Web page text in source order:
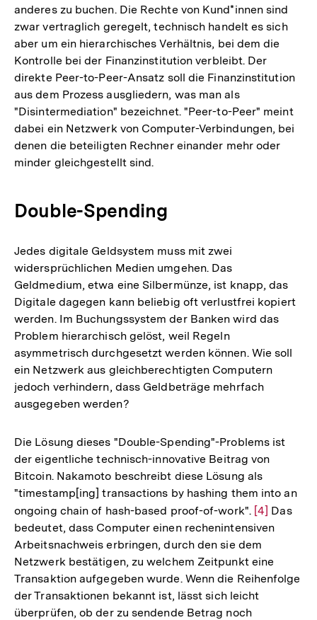
anderes zu buchen. Die Rechte von Kund*innen sind
zwar vertraglich geregelt, technisch handelt es sich
aber um ein hierarchisches Verhältnis, bei dem die
Kontrolle bei der Finanzinstitution verbleibt. Der
direkte Peer-to-Peer-Ansatz soll die Finanzinstitution
aus dem Prozess ausgliedern, was man als
"Disintermediation" bezeichnet. "Peer-to-Peer" meint
dabei ein Netzwerk von Computer-Verbindungen, bei
denen die beteiligten Rechner einander mehr oder
minder gleichgestellt sind.
Double-Spending
Jedes digitale Geldsystem muss mit zwei
widersprüchlichen Medien umgehen. Das
Geldmedium, etwa eine Silbermünze, ist knapp, das
Digitale dagegen kann beliebig oft verlustfrei kopiert
werden. Im Buchungssystem der Banken wird das
Problem hierarchisch gelöst, weil Regeln
asymmetrisch durchgesetzt werden können. Wie soll
ein Netzwerk aus gleichberechtigten Computern
jedoch verhindern, dass Geldbeträge mehrfach
ausgegeben werden?
Die Lösung dieses "Double-Spending"-Problems ist
der eigentliche technisch-innovative Beitrag von
Bitcoin. Nakamoto beschreibt diese Lösung als
"timestamp[ing] transactions by hashing them into an
ongoing chain of hash-based proof-of-work". Zur
Auflösung
der
Fußnote
[4] Das
bedeutet, dass Computer einen rechenintensiven
Arbeitsnachweis erbringen, durch den sie dem
Netzwerk bestätigen, zu welchem Zeitpunkt eine
Transaktion aufgegeben wurde. Wenn die Reihenfolge
der Transaktionen bekannt ist, lässt sich leicht
überprüfen, ob der zu sendende Betrag noch